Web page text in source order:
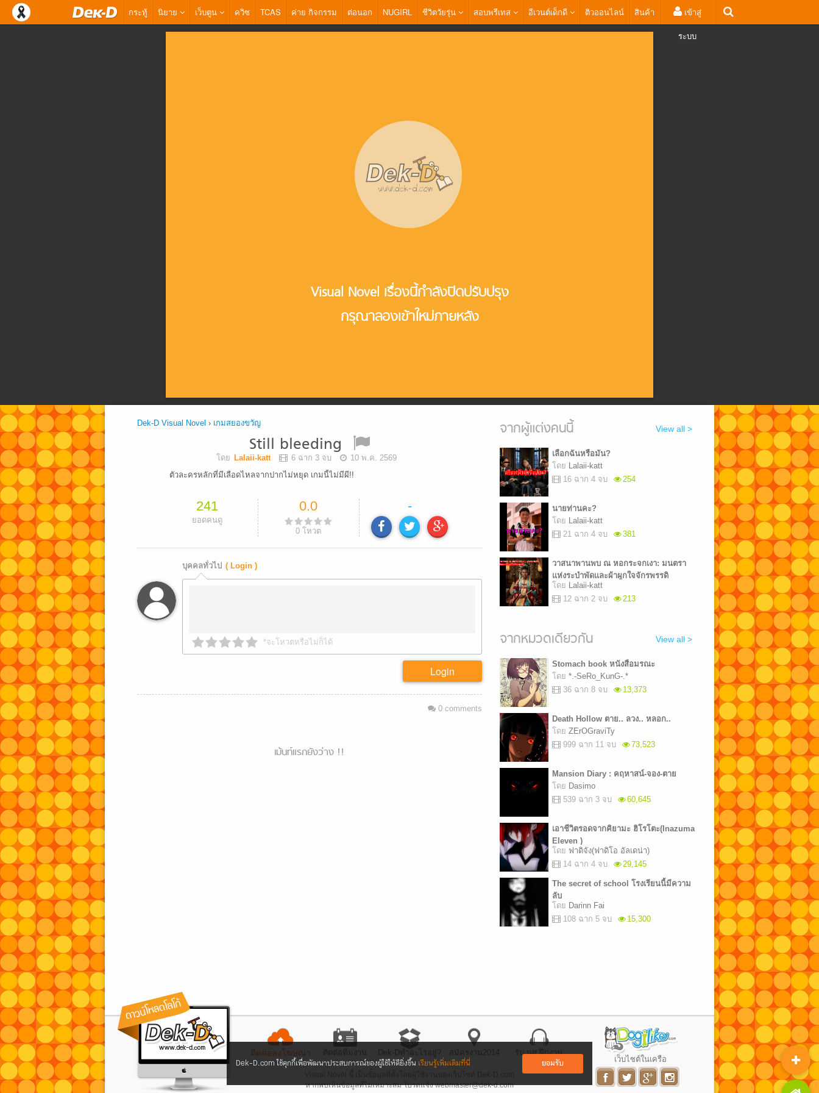
กระทู้ นิยาย เว็บตูน ควิซ TCAS ค่าย กิจกรรม ต่อนอก NUGIRL ชีวิตวัยรุ่น สอบพรีเทส อีเวนต์เด็กดี ติวออนไลน์ สินค้า เข้าสู่
ระบบ
Dek-D.com ใช้คุกกี้เพื่อพัฒนาประสบการณ์ของผู้ใช้ให้ดียิ่งขึ้น เรียนรู้เพิ่มเติมที่นี่ ยอมรับ
Visual Novel เรื่องนี้กำลังปิดปรับปรุง
กรุณาลองเข้าใหม่ภายหลัง
Dek-D Visual Novel › เกมสยองขวัญ
Still bleeding
โดย Lalaii-katt 6 ฉาก 3 จบ
10 พ.ค. 2569
ตัวละครหลักที่มีเลือดไหลจากปากไม่หยุด เกมนี้ไม่มีผี!!
241
ยอดคนดู
0.0
0 โหวต
-
บุคคลทั่วไป ( Login )
*จะโหวตหรือไม่ก็ได้
Login
0 comments
เม้นท์แรกยังว่าง !!
จากผู้แต่งคนนี้ View all >
เลือกฉันหรือมัน?
โดย Lalaii-katt
16 ฉาก 4 จบ
254
นายท่านคะ?
โดย Lalaii-katt
21 ฉาก 4 จบ
381
วาสนาพานพบ ณ หอกระจกเงา: มนตรา
แห่งระบำพัดและผ้าผูกใจจักรพรรดิ
โดย Lalaii-katt
12 ฉาก 2 จบ
213
จากหมวดเดียวกัน View all >
Stomach book หนังสือมรณะ
โดย *.-SeRo_KunG-.*
36 ฉาก 8 จบ
13,373
Death Hollow ตาย.. ลวง.. หลอก..
โดย ZErOGraviTy
999 ฉาก 11 จบ
73,523
Mansion Diary : คฤหาสน์-จอง-ตาย
โดย Dasimo
539 ฉาก 3 จบ
60,645
เอาชีวิตรอดจากคิยามะ ฮิโรโตะ(Inazuma
Eleven )
โดย ฟาดิจัง(ฟาดิโอ อัลเดน่า)
14 ฉาก 4 จบ
29,145
The secret of school โรงเรียนนี้มีความ
ลับ
โดย Darinn Fai
108 ฉาก 5 จบ
15,300
ติดต่อลงโฆษณา ติดต่อ ทีมงาน Dek-D ทำอะไรอยู่? สมัครงาน 2014 รับ นศ.ฝึกงาน
Copyright © 1999 - 2026 by Dek-D Interactive Co.,Ltd.
เว็บไซต์ในเครือ
หากพบเห็นข้อมูลที่ไม่เหมาะสม โปรดแจ้ง webmaster@dek-d.com